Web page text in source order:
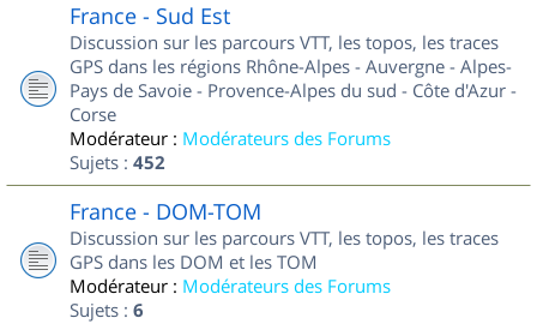
France - Sud Est
Discussion sur les parcours VTT, les topos, les traces
GPS dans les régions Rhône-Alpes - Auvergne - Alpes-
Pays de Savoie - Provence-Alpes du sud - Côte d'Azur -
Corse
Modérateur : Modérateurs des Forums
Sujets : 452
France - DOM-TOM
Discussion sur les parcours VTT, les topos, les traces
GPS dans les DOM et les TOM
Modérateur : Modérateurs des Forums
Sujets : 6